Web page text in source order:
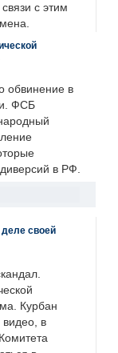
с этим
обвинение в
ФСБ
в РФ.
своей
Курбан
видео, в